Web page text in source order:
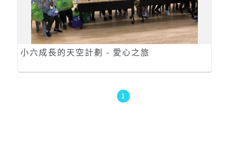
小六成長的天空計劃 - 愛心之旅
1